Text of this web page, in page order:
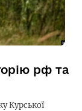
рф та
Курської